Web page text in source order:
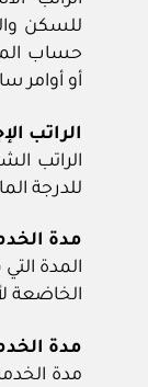
للسكن
حساب
أو أوامر
الراتب
الراتب
للدرجة
مدة
المدة
الخاضعة
مدة
مدة